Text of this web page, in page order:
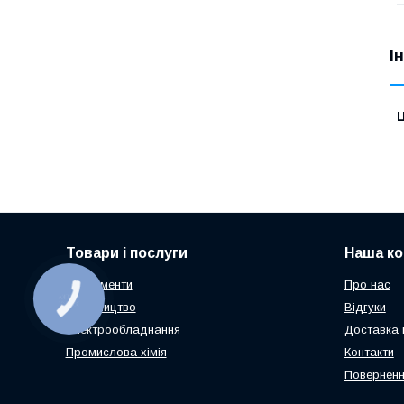
Товари і послуги
Інструменти
Будівництво
Електрообладнання
Промислова хімія
Наша
Про нас
Відгуки
Доставка
Контакти
КНОПКА
ЗВ'ЯЗКУ